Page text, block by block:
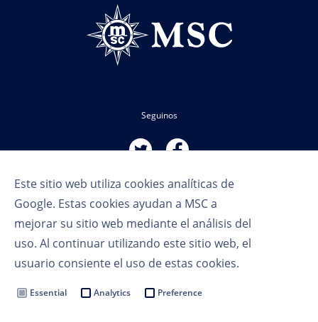
Este sitio web utiliza cookies analíticas de
Google. Estas cookies ayudan a MSC a
mejorar su sitio web mediante el análisis del
uso. Al continuar utilizando este sitio web, el
usuario consiente el uso de estas cookies.
Essential Analytics Preference
Seguinos
Política de privacidad
Cookie Settings